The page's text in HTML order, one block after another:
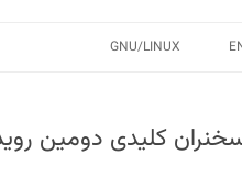
GNU/LINUX
کلیدی دومین